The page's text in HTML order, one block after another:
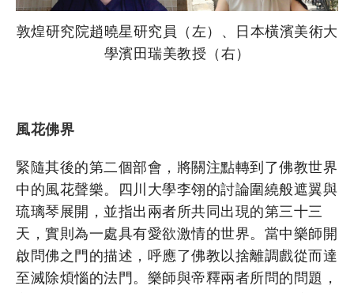
敦煌研究院趙曉星研究員（左）、日本橫濱美術大
學濱田瑞美教授（右）
風花佛界
緊隨其後的第二個部會，將關注點轉到了佛教世界
中的風花聲樂。四川大學李翎的討論圍繞般遮翼與
琉璃琴展開，並指出兩者所共同出現的第三十三
天，實則為一處具有愛欲激情的世界。當中樂師開
啟問佛之門的描述，呼應了佛教以捨離調戲從而達
至滅除煩惱的法門。樂師與帝釋兩者所問的問題，